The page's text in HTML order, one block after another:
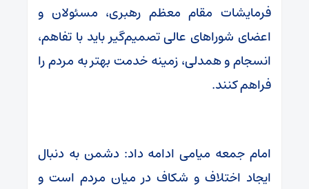
فرمایشات مقام معظم رهبری، مسئولان و
اعضای شوراهای عالی تصمیم‌گیر باید با تفاهم،
انسجام و همدلی، زمینه خدمت بهتر به مردم را
فراهم کنند.
امام جمعه میامی ادامه داد: دشمن به دنبال
ایجاد اختلاف و شکاف در میان مردم است و